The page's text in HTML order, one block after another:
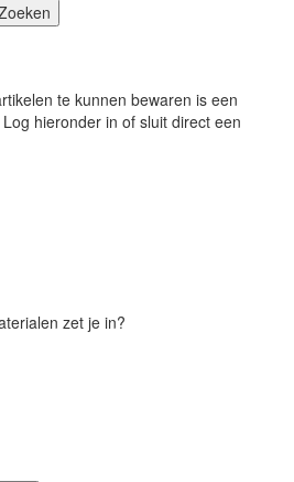
te kunnen bewaren is een
hieronder in of sluit direct een
zet je in?